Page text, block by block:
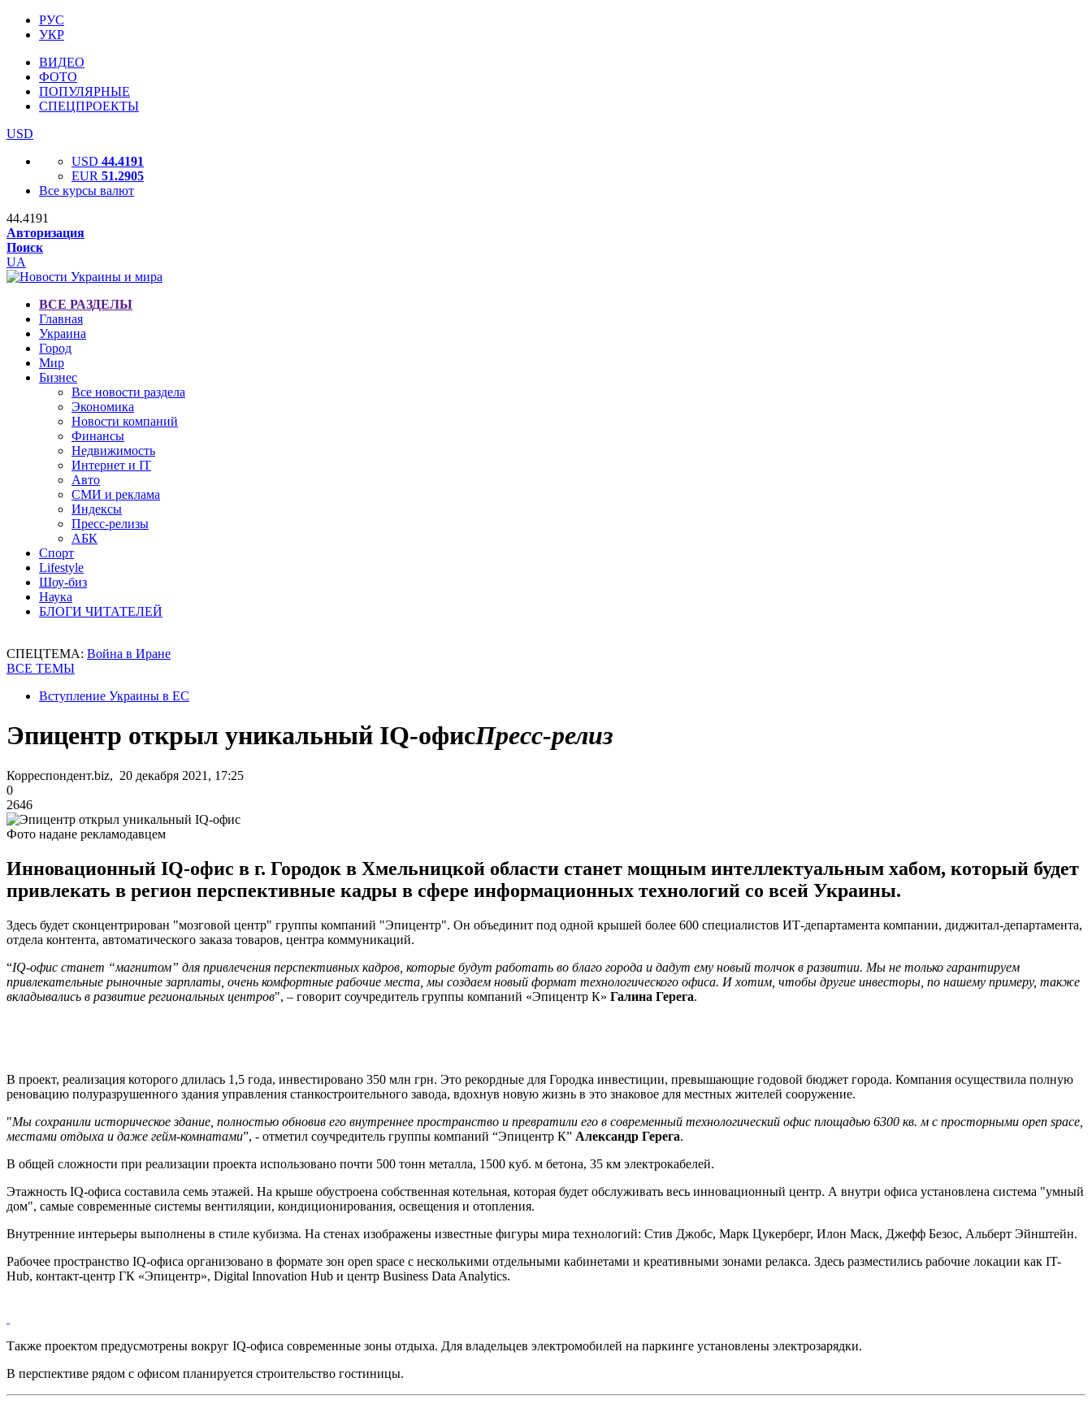
РУС
УКР
ВИДЕО
ФОТО
ПОПУЛЯРНЫЕ
СПЕЦПРОЕКТЫ
USD
USD 44.4191
EUR 51.2905
Все курсы валют
44.4191
Авторизация
Поиск
UA
ВСЕ РАЗДЕЛЫ
Главная
Украина
Город
Мир
Бизнес
Все новости раздела
Экономика
Новости компаний
Финансы
Недвижимость
Интернет и IT
Авто
СМИ и реклама
Индексы
Пресс-релизы
АБК
Спорт
Lifestyle
Шоу-биз
Наука
БЛОГИ ЧИТАТЕЛЕЙ
СПЕЦТЕМА: Война в Иране
ВСЕ ТЕМЫ
Вступление Украины в ЕС
Эпицентр открыл уникальный IQ-офисПресс-релиз
Корреспондент.biz, 20 декабря 2021, 17:25
0
2646
Фото надане рекламодавцем
Инновационный IQ-офис в г. Городок в Хмельницкой области станет мощным интеллектуальным хабом, который будет
привлекать в регион перспективные кадры в сфере информационных технологий со всей Украины.
Здесь будет сконцентрирован "мозговой центр" группы компаний "Эпицентр". Он объединит под одной крышей более 600 специалистов ИТ-департамента компании, диджитал-департамента,
отдела контента, автоматического заказа товаров, центра коммуникаций.
“IQ-офис станет “магнитом” для привлечения перспективных кадров, которые будут работать во благо города и дадут ему новый толчок в развитии. Мы не только гарантируем
привлекательные рыночные зарплаты, очень комфортные рабочие места, мы создаем новый формат технологического офиса. И хотим, чтобы другие инвесторы, по нашему примеру, также
вкладывались в развитие региональных центров", – говорит соучредитель группы компаний «Эпицентр К» Галина Герега.
В проект, реализация которого длилась 1,5 года, инвестировано 350 млн грн. Это рекордные для Городка инвестиции, превышающие годовой бюджет города. Компания осуществила полную
реновацию полуразрушенного здания управления станкостроительного завода, вдохнув новую жизнь в это знаковое для местных жителей сооружение.
"Мы сохранили историческое здание, полностью обновив его внутреннее пространство и превратили его в современный технологический офис площадью 6300 кв. м с просторными open space,
местами отдыха и даже гейм-комнатами”, - отметил соучредитель группы компаний “Эпицентр К” Александр Герега.
В общей сложности при реализации проекта использовано почти 500 тонн металла, 1500 куб. м бетона, 35 км электрокабелей.
Этажность IQ-офиса составила семь этажей. На крыше обустроена собственная котельная, которая будет обслуживать весь инновационный центр. А внутри офиса установлена ​​система "умный
дом", самые современные системы вентиляции, кондиционирования, освещения и отопления.
Внутренние интерьеры выполнены в стиле кубизма. На стенах изображены известные фигуры мира технологий: Стив Джобс, Марк Цукерберг, Илон Маск, Джефф Безос, Альберт Эйнштейн.
Рабочее пространство IQ-офиса организовано в формате зон open space с несколькими отдельными кабинетами и креативными зонами релакса. Здесь разместились рабочие локации как IT-
Hub, контакт-центр ГК «Эпицентр», Digital Innovation Hub и центр Business Data Analytics.
Также проектом предусмотрены вокруг IQ-офиса современные зоны отдыха. Для владельцев электромобилей на паркинге установлены электрозарядки.
В перспективе рядом с офисом планируется строительство гостиницы.